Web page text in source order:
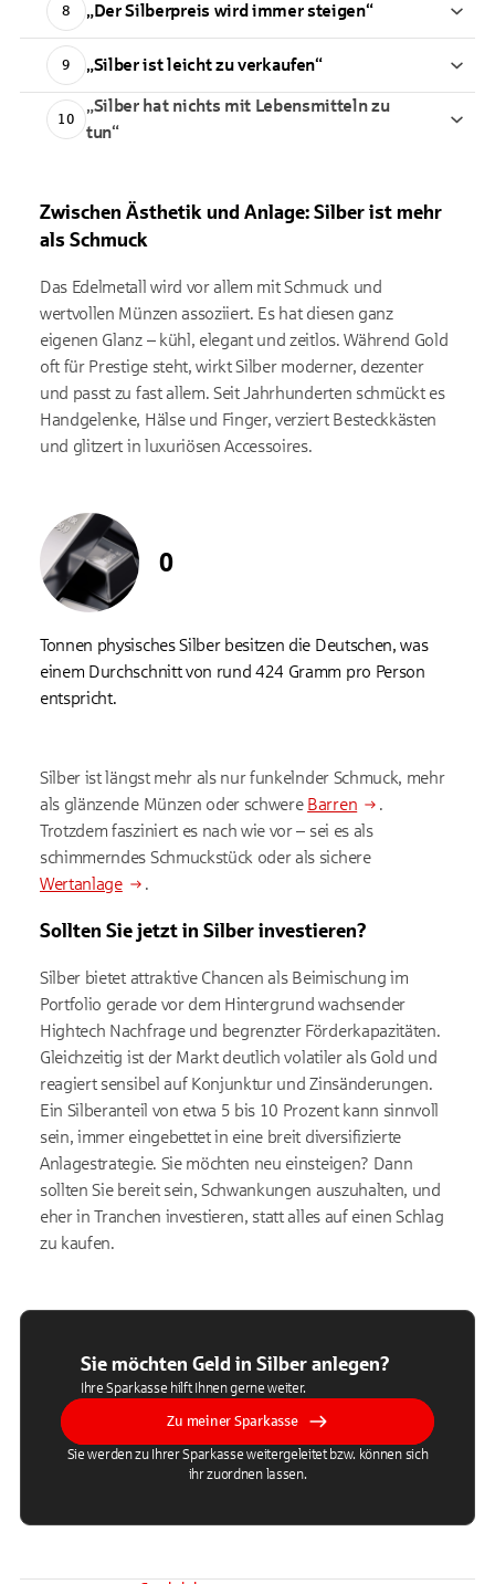
8 „Der Silberpreis wird immer steigen“
9 „Silber ist leicht zu verkaufen“
10
„Silber hat nichts mit Lebensmitteln zu
tun“
Zwischen Ästhetik und Anlage: Silber ist mehr
als Schmuck
Das Edelmetall wird vor allem mit Schmuck und
wertvollen Münzen assoziiert. Es hat diesen ganz
eigenen Glanz – kühl, elegant und zeitlos. Während Gold
oft für Prestige steht, wirkt Silber moderner, dezenter
und passt zu fast allem. Seit Jahrhunderten schmückt es
Handgelenke, Hälse und Finger, verziert Besteckkästen
und glitzert in luxuriösen Accessoires.
0
Tonnen physisches Silber besitzen die Deutschen, was
einem Durchschnitt von rund 424 Gramm pro Person
entspricht.
Silber ist längst mehr als nur funkelnder Schmuck, mehr
als glänzende Münzen oder schwere Barren
.
Trotzdem fasziniert es nach wie vor – sei es als
schimmerndes Schmuckstück oder als sichere
Wertanlage
.
Sollten Sie jetzt in Silber investieren?
Silber bietet attraktive Chancen als Beimischung im
Portfolio gerade vor dem Hintergrund wachsender
Hightech Nachfrage und begrenzter Förderkapazitäten.
Gleichzeitig ist der Markt deutlich volatiler als Gold und
reagiert sensibel auf Konjunktur und Zinsänderungen.
Ein Silberanteil von etwa 5 bis 10 Prozent kann sinnvoll
sein, immer eingebettet in eine breit diversifizierte
Anlagestrategie. Sie möchten neu einsteigen? Dann
sollten Sie bereit sein, Schwankungen auszuhalten, und
eher in Tranchen investieren, statt alles auf einen Schlag
zu kaufen.
Sie möchten Geld in Silber anlegen?
Ihre Sparkasse hilft Ihnen gerne weiter.
Zu meiner Sparkasse
Sie werden zu Ihrer Sparkasse weitergeleitet bzw. können sich
ihr zuordnen lassen.